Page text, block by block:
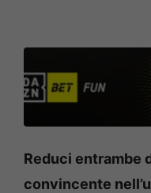
Reduci entrambe
convincente